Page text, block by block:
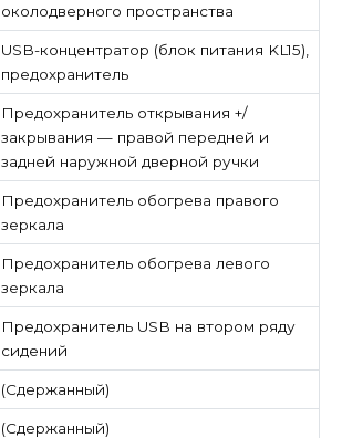
околодверного пространства
USB-концентратор (блок питания KL15),
предохранитель
Предохранитель открывания +/
закрывания — правой передней и
задней наружной дверной ручки
Предохранитель обогрева правого
зеркала
Предохранитель обогрева левого
зеркала
Предохранитель USB на втором ряду
сидений
(Сдержанный)
(Сдержанный)